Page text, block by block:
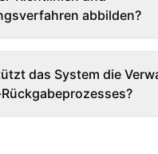
abbilden?
das System die